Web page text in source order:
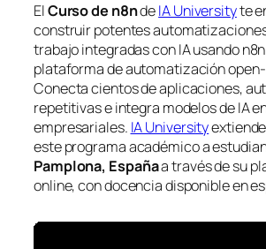
ElCurso de n8ndeIA Universityte
construir potentes
trabajo integradas con IA usando
plataforma de automatización
Conecta cientos de aplicaciones,
repetitivas e integra modelos de IA
empresariales. IA University
este programa académico a
Pamplona, Españaa través de su
online, con docencia disponible en